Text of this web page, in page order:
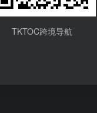
TKTOC跨境导航